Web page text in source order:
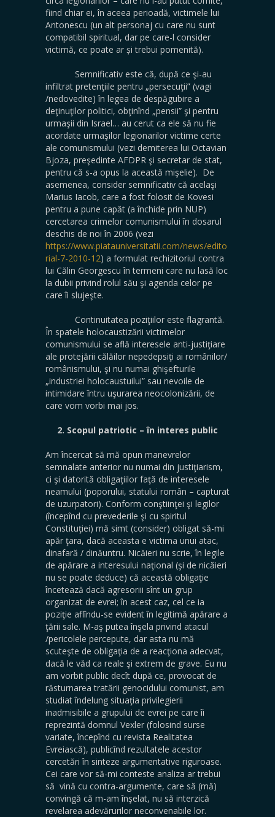
fiind chiar ei, în aceea perioadă, victimele lui
Antonescu (un alt personaj cu care nu sunt
compatibil spiritual, dar pe care-l consider
victimă, ce poate ar și trebui pomenită).
Semnificativ este că, după ce şi-au
infiltrat pretenţiile pentru „persecuţii” (vagi
/nedovedite) în legea de despăgubire a
deţinuţilor politici, obţinînd „pensii” şi pentru
urmaşii din Israel… au cerut ca ele să nu fie
acordate urmaşilor legionarilor victime certe
ale comunismului (vezi demiterea lui Octavian
Bjoza, preşedinte AFDPR şi secretar de stat,
pentru că s-a opus la această mişelie). De
asemenea, consider semnificativ că acelaşi
Marius Iacob, care a fost folosit de Kovesi
pentru a pune capăt (a închide prin NUP)
cercetarea crimelor comunismului în dosarul
deschis de noi în 2006 (vezi
https://www.piatauniversitatii.com/news/edito
rial-7-2010-12) a formulat rechizitoriul contra
lui Călin Georgescu în termeni care nu lasă loc
la dubii privind rolul său şi agenda celor pe
care îi slujeşte.
Continuitatea poziţiilor este flagrantă.
În spatele holocaustizării victimelor
comunismului se află interesele anti-justiţiare
ale protejării călăilor nepedepsiţi ai românilor/
românismului, şi nu numai ghişefturile
„industriei holocaustuilui” sau nevoile de
intimidare întru uşurarea neocolonizării, de
care vom vorbi mai jos.
2. Scopul patriotic – în interes public
Am încercat să mă opun manevrelor
semnalate anterior nu numai din justiţiarism,
ci şi datorită obligaţiilor faţă de interesele
neamului (poporului, statului român – capturat
de uzurpatori). Conform conştiinţei şi legilor
(începînd cu prevederile şi cu spiritul
Constituţiei) mă simt (consider) obligat să-mi
apăr ţara, dacă aceasta e victima unui atac,
dinafară / dinăuntru. Nicăieri nu scrie, în legile
de apărare a interesului naţional (şi de nicăieri
nu se poate deduce) că această obligaţie
încetează dacă agresoriii sînt un grup
organizat de evrei; în acest caz, cel ce ia
poziţie aflîndu-se evident în legitimă apărare a
ţării sale. M-aş putea înşela privind atacul
/pericolele percepute, dar asta nu mă
scuteşte de obligaţia de a reacţiona adecvat,
dacă le văd ca reale şi extrem de grave. Eu nu
am vorbit public decît după ce, provocat de
răsturnarea tratării genocidului comunist, am
studiat îndelung situaţia privilegierii
inadmisibile a grupului de evrei pe care îi
reprezintă domnul Vexler (folosind surse
variate, începînd cu revista Realitatea
Evreiască), publicînd rezultatele acestor
cercetări în sinteze argumentative riguroase.
Cei care vor să-mi conteste analiza ar trebui
să vină cu contra-argumente, care să (mă)
convingă că m-am înşelat, nu să interzică
revelarea adevărurilor neconvenabile lor.